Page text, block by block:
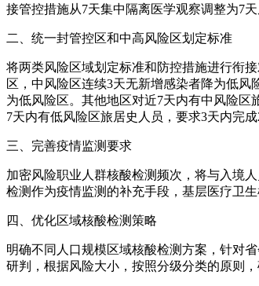
接管控措施从7天集中隔离医学观察调整为7
二、统一封管控区和中高风险区划定标准
将两类风险区域划定标准和防控措施进行衔
区，中风险区连续3天无新增感染者降为低
为低风险区。其他地区对近7天内有中风险
7天内有低风险区旅居史人员，要求3天内完成
三、完善疫情监测要求
加密风险职业人群核酸检测频次，将与入境
检测作为疫情监测的补充手段，基层医疗卫
四、优化区域核酸检测策略
明确不同人口规模区域核酸检测方案，针对
研判，根据风险大小，按照分级分类的原则